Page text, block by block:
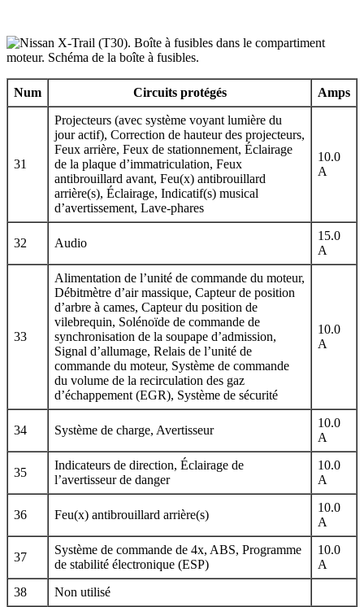
Num Circuits protégés Amps
31
Projecteurs (avec système voyant lumière du
jour actif), Correction de hauteur des projecteurs,
Feux arrière, Feux de stationnement, Éclairage
de la plaque d’immatriculation, Feux
antibrouillard avant, Feu(x) antibrouillard
arrière(s), Éclairage, Indicatif(s) musical
d’avertissement, Lave-phares
10.0
A
32 Audio
15.0
A
33
Alimentation de l’unité de commande du moteur,
Débitmètre d’air massique, Capteur de position
d’arbre à cames, Capteur du position de
vilebrequin, Solénoïde de commande de
synchronisation de la soupape d’admission,
Signal d’allumage, Relais de l’unité de
commande du moteur, Système de commande
du volume de la recirculation des gaz
d’échappement (EGR), Système de sécurité
10.0
A
34 Système de charge, Avertisseur
10.0
A
35
Indicateurs de direction, Éclairage de
l’avertisseur de danger
10.0
A
36 Feu(x) antibrouillard arrière(s)
10.0
A
37
Système de commande de 4x, ABS, Programme
de stabilité électronique (ESP)
10.0
A
38
Non utilisé